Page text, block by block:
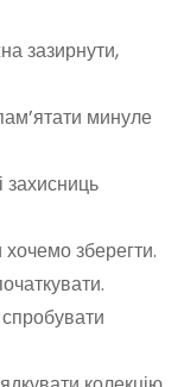
зазирнути,
минуле
захисниць
хочемо зберегти.